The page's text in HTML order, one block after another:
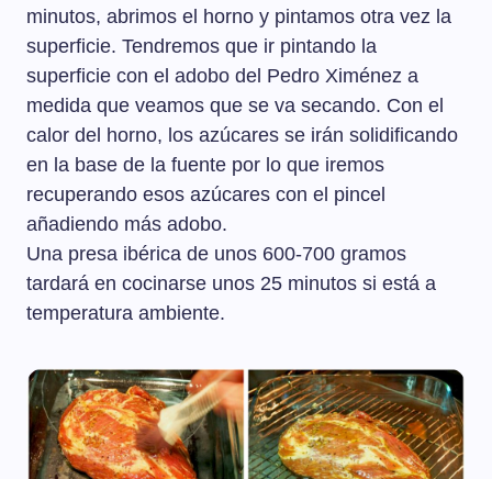
minutos, abrimos el horno y pintamos otra vez la
superficie. Tendremos que ir pintando la
superficie con el adobo del Pedro Ximénez a
medida que veamos que se va secando. Con el
calor del horno, los azúcares se irán solidificando
en la base de la fuente por lo que iremos
recuperando esos azúcares con el pincel
añadiendo más adobo.
Una presa ibérica de unos 600-700 gramos
tardará en cocinarse unos 25 minutos si está a
temperatura ambiente.